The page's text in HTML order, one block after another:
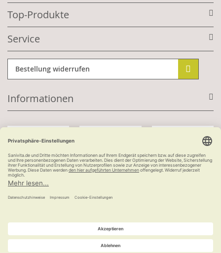
Top-Produkte
Service
Bestellung widerrufen
Informationen
Kauf auf Rechnung
versandkostenfrei